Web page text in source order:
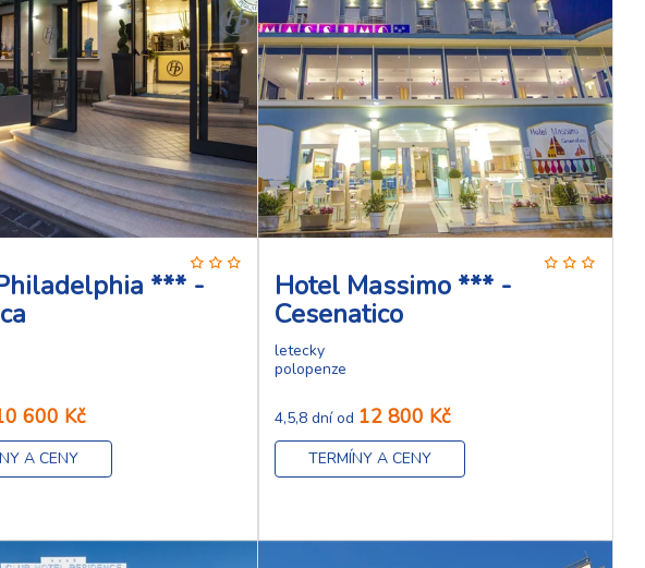
*** -
600 Kč
A CENY
Hotel Massimo *** -
Cesenatico
letecky
polopenze
4,5,8 dní od 12 800 Kč
TERMÍNY A CENY